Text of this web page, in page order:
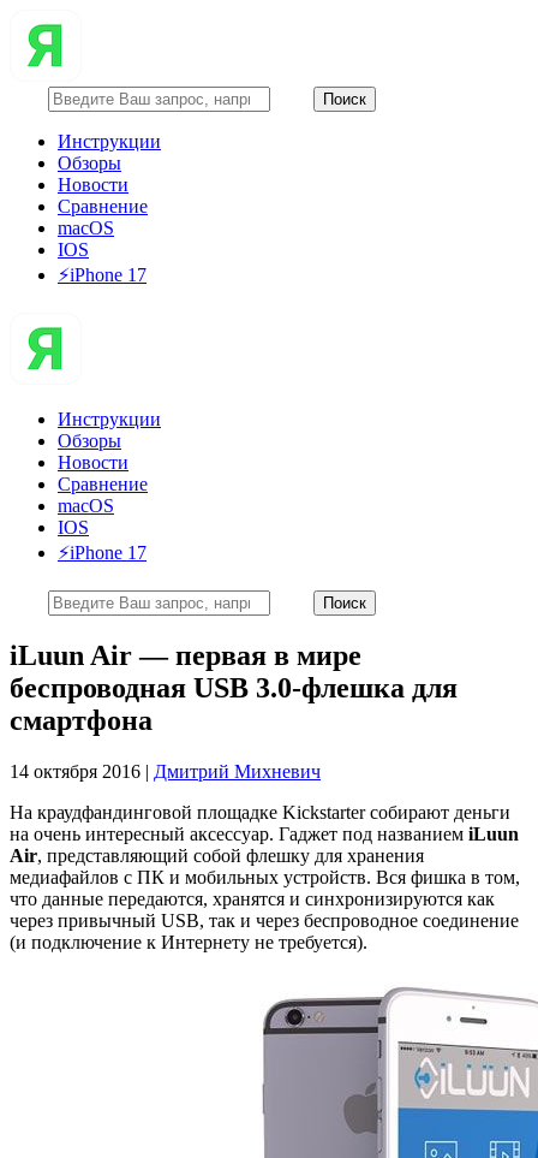
Инструкции
Обзоры
Новости
Сравнение
macOS
IOS
⚡️iPhone 17
Инструкции
Обзоры
Новости
Сравнение
macOS
IOS
⚡️iPhone 17
iLuun Air — первая в мире
беспроводная USB 3.0-флешка для
смартфона
14 октября 2016 | Дмитрий Михневич
На краудфандинговой площадке Kickstarter собирают деньги
на очень интересный аксессуар. Гаджет под названием iLuun
Air, представляющий собой флешку для хранения
медиафайлов с ПК и мобильных устройств. Вся фишка в том,
что данные передаются, хранятся и синхронизируются как
через привычный USB, так и через беспроводное соединение
(и подключение к Интернету не требуется).